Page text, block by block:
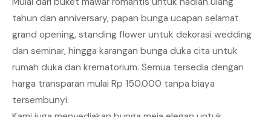
tahun dan anniversary, papan bunga ucapan selamat
grand opening, standing flower untuk dekorasi wedding
dan seminar, hingga karangan bunga duka cita untuk
rumah duka dan krematorium. Semua tersedia dengan
harga transparan mulai Rp 150.000 tanpa biaya
tersembunyi.